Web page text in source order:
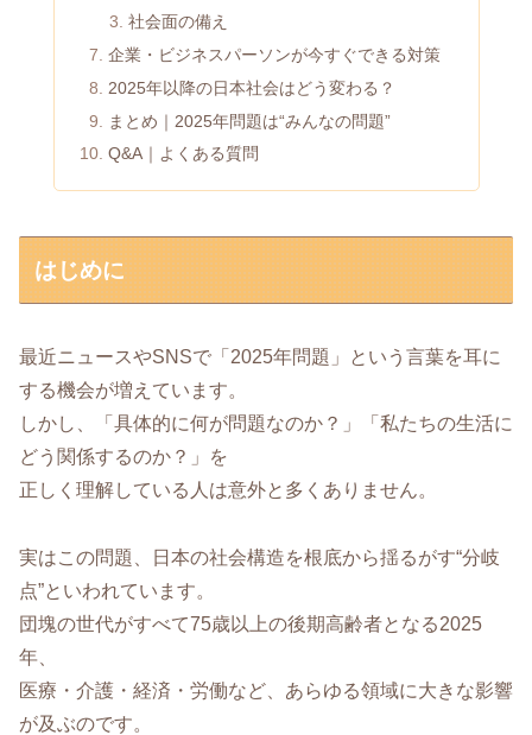
社会面の備え
企業・ビジネスパーソンが今すぐできる対策
2025年以降の日本社会はどう変わる？
まとめ｜2025年問題は“みんなの問題”
Q&A｜よくある質問
はじめに
最近ニュースやSNSで「2025年問題」という言葉を耳に
する機会が増えています。
しかし、「具体的に何が問題なのか？」「私たちの生活に
どう関係するのか？」を
正しく理解している人は意外と多くありません。
実はこの問題、日本の社会構造を根底から揺るがす“分岐
点”といわれています。
団塊の世代がすべて75歳以上の後期高齢者となる2025
年、
医療・介護・経済・労働など、あらゆる領域に大きな影響
が及ぶのです。